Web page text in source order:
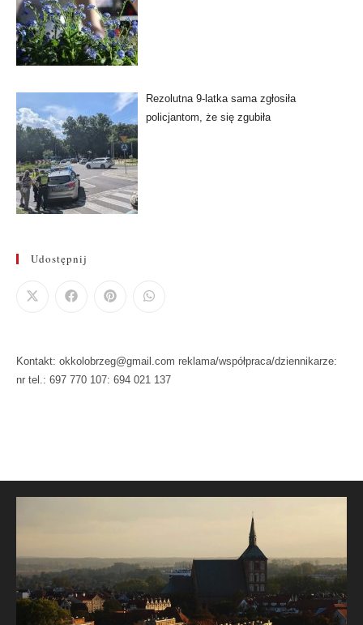
Rezolutna 9-latka sama zgłosiła
policjantom, że się zgubiła
Udostępnij
Kontakt: okkolobrzeg@gmail.com reklama/współpraca/dziennikarze:
nr tel.: 697 770 107: 694 021 137